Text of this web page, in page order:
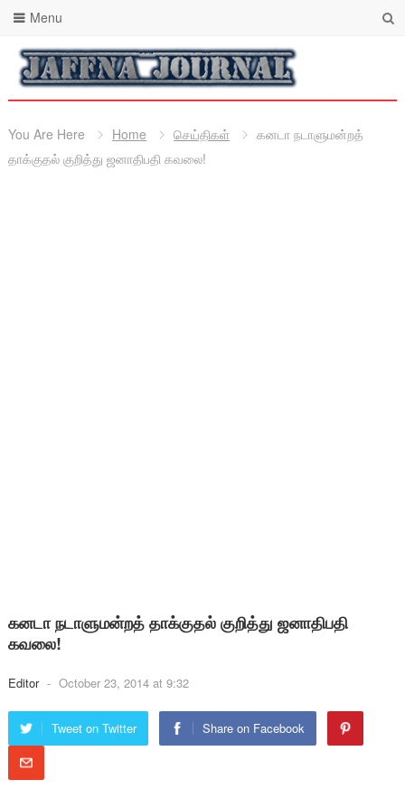
Menu
You Are Here Home செய்திகள்
கனடா நடாளுமன்றத்
தாக்குதல் குறித்து ஜனாதிபதி கவலை!
கனடா நடாளுமன்றத் தாக்குதல் குறித்து ஜனாதிபதி
கவலை!
Editor - October 23, 2014 at 9:32
Tweet on Twitter Share on Facebook